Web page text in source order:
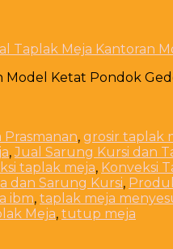
Taplak Meja Kantoran
Ketat Pondok
Prasmanan, grosir taplak
,Jual Sarung Kursi dan
taplak meja, Konveksi
dan Sarung Kursi,
ibm, taplak meja
Meja, tutup meja